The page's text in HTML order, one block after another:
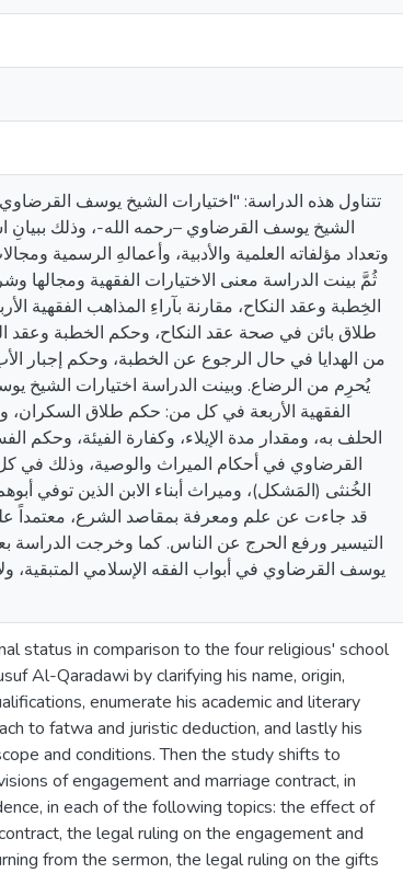
تتناول هذه الدراسة: "اختيارات الشيخ يوسف
الشيخ يوسف القرضاوي –رحمه الله-، وذلك ببيانِ
وتعداد مؤلفاته العلمية والأدبية، وأعمالهِ الرسمية
ثُمَّ بينت الدراسة معنى الاختيارات الفقهية
الخِطبة وعقد النكاح، مقارنة بآراءِ المذاهب الفقهية
طلاق بائن في صحة عقد النكاح، وحكم الخطبة وعقد
من الهدايا في حال الرجوع عن الخطبة، وحكم إجبار
يُحرِم من الرضاع. وبينت الدراسة اختيارات الشيخ
الفقهية الأربعة في كل من: حكم طلاق
الحلف به، ومقدار مدة الإيلاء، وكفارة الفيئة، وحكم
القرضاوي في أحكام الميراث والوصية، وذلك في
الخُنثى (المَشكل)، وميراث أبناء الابن الذين
قد جاءت عن علم ومعرفة بمقاصد الشرع، معتمداً على
التيسير ورفع الحرج عن الناس. كما وخرجت الدراسة
يوسف القرضاوي في أبواب الفقه الإسلامي المتبقية،
status in comparison to the four religious' school
Al-Qaradawi by clarifying his name, origin,
enumerate his academic and literary
to fatwa and juristic deduction, and lastly his
and conditions. Then the study shifts to
of engagement and marriage contract, in
in each of the following topics: the effect of
the legal ruling on the engagement and
from the sermon, the legal ruling on the gifts